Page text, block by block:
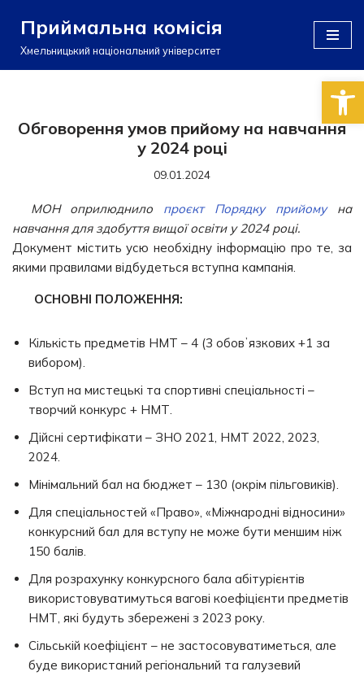
Перейти
Приймальна комісія
Хмельницький національний університет
Обговорення умов прийому на навчання
у 2024 році
09.01.2024
МОН оприлюднило проєкт Порядку прийому на
навчання для здобуття вищої освіти у 2024 році.
Документ містить усю необхідну інформацію про те, за
якими правилами відбудеться вступна кампанія.
ОСНОВНІ ПОЛОЖЕННЯ:
Кількість предметів НМТ – 4 (3 обовʼязкових +1 за
вибором).
Вступ на мистецькі та спортивні спеціальності –
творчий конкурс + НМТ.
Дійсні сертифікати – ЗНО 2021, НМТ 2022, 2023,
2024.
Мінімальний бал на бюджет – 130 (окрім пільговиків).
Для спеціальностей «Право», «Міжнародні відносини»
конкурсний бал для вступу не може бути меншим ніж
150 балів.
Для розрахунку конкурсного бала абітурієнтів
використовуватимуться вагові коефіцієнти предметів
НМТ, які будуть збережені з 2023 року.
Сільській коефіцієнт – не застосовуватиметься, але
буде використаний регіональний та галузевий